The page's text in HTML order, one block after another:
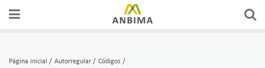
Página inicial Autorregular Códigos